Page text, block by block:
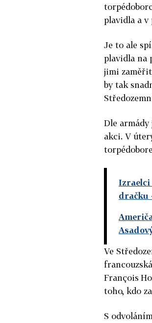
plavidla a v
Je to ale
plavidla na
jimi
by tak
Dle armády
akci. V
Izraelci
dračku
Ve
François
toho, kdo
S